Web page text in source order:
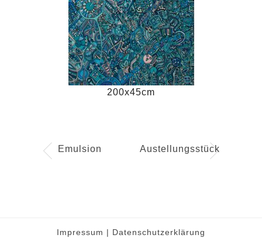
200x45cm
Emulsion Austellungsstück
Impressum | Datenschutzerklärung